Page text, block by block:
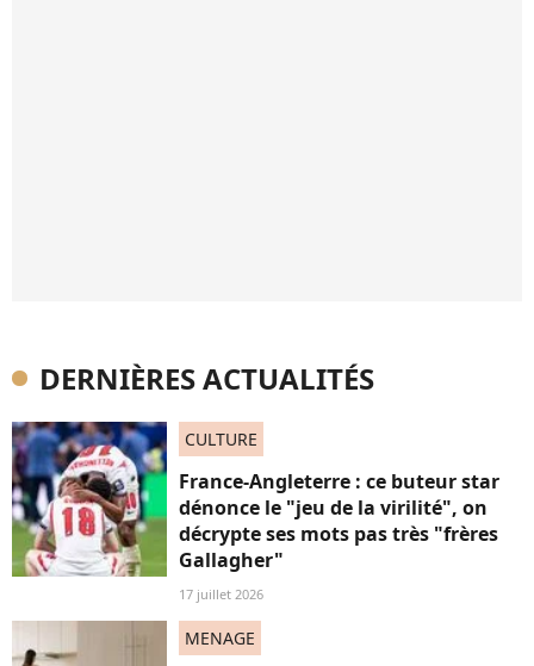
DERNIÈRES ACTUALITÉS
CULTURE
France-Angleterre : ce buteur star
dénonce le "jeu de la virilité", on
décrypte ses mots pas très "frères
Gallagher"
17 juillet 2026
MENAGE